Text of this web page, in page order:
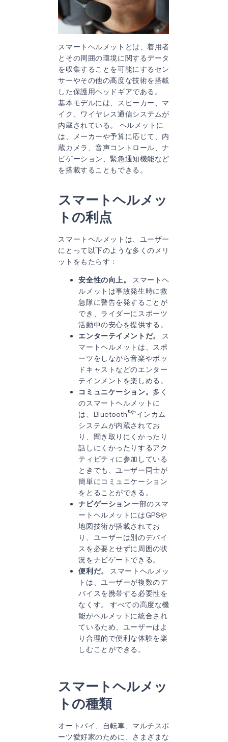
スマートヘルメットとは、着用者
とその周囲の環境に関するデータ
を収集することを可能にするセン
サーやその他の高度な技術を搭載
した保護用ヘッドギアである。
基本モデルには、スピーカー、マ
イク、ワイヤレス通信システムが
内蔵されている。 ヘルメットに
は、メーカーや予算に応じて、内
蔵カメラ、音声コントロール、ナ
ビゲーション、緊急通知機能など
を搭載することもできる。
スマートヘルメッ
トの利点
スマートヘルメットは、ユーザー
にとって以下のような多くのメリ
ットをもたらす：
安全性の向上。
スマートヘ
ルメットは事故発生時に救
急隊に警告を発することが
でき、ライダーにスポーツ
活動中の安心を提供する。
エンターテイメントだ。
ス
マートヘルメットは、スポ
ーツをしながら音楽やポッ
ドキャストなどのエンター
テインメントを楽しめる。
コミュニケーション。 多く
のスマートヘルメットに
は、Bluetooth®やインカム
システムが内蔵されてお
り、聞き取りにくかったり
話しにくかったりするアク
ティビティに参加している
ときでも、ユーザー同士が
簡単にコミュニケーション
をとることができる。
ナビゲーション一部のスマ
ートヘルメットにはGPSや
地図技術が搭載されてお
り、ユーザーは別のデバイ
スを必要とせずに周囲の状
況をナビゲートできる。
便利だ。
スマートヘルメッ
トは、ユーザーが複数のデ
バイスを携帯する必要性を
なくす。 すべての高度な機
能がヘルメットに統合され
ているため、ユーザーはよ
り合理的で便利な体験を楽
しむことができる。
スマートヘルメッ
トの種類
オートバイ、自転車、マルチスポ
ーツ愛好家のために、さまざまな